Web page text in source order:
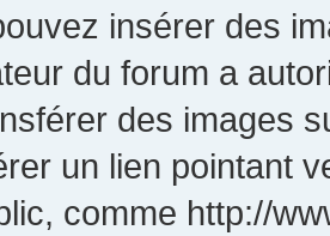
insérer des
du forum a
des images
un lien pointant
comme http://